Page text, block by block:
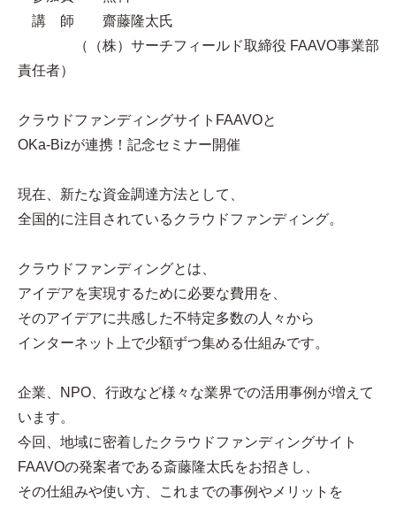
講 師 齋藤隆太氏
（（株）サーチフィールド取締役 FAAVO事業部
責任者）
クラウドファンディングサイトFAAVOと
OKa-Bizが連携！記念セミナー開催
現在、新たな資金調達方法として、
全国的に注目されているクラウドファンディング。
クラウドファンディングとは、
アイデアを実現するために必要な費用を、
そのアイデアに共感した不特定多数の人々から
インターネット上で少額ずつ集める仕組みです。
企業、NPO、行政など様々な業界での活用事例が増えて
います。
今回、地域に密着したクラウドファンディングサイト
FAAVOの発案者である斎藤隆太氏をお招きし、
その仕組みや使い方、これまでの事例やメリットを